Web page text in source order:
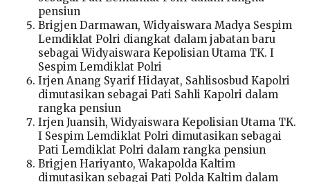
pensiun
Brigjen Darmawan, Widyaiswara Madya Sespim
Lemdiklat Polri diangkat dalam jabatan baru
sebagai Widyaiswara Kepolisian Utama TK. I
Sespim Lemdiklat Polri
Irjen Anang Syarif Hidayat, Sahlisosbud Kapolri
dimutasikan sebagai Pati Sahli Kapolri dalam
rangka pensiun
Irjen Juansih, Widyaiswara Kepolisian Utama TK.
I Sespim Lemdiklat Polri dimutasikan sebagai
Pati Lemdiklat Polri dalam rangka pensiun
Brigjen Hariyanto, Wakapolda Kaltim
dimutasikan sebagai Pati Polda Kaltim dalam